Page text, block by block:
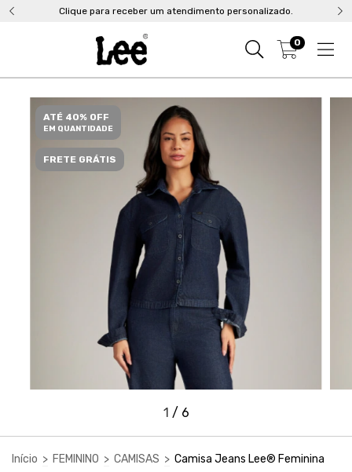
Clique para receber um atendimento personalizado.
0
ATÉ 40% OFF
EM QUANTIDADE
FRETE GRÁTIS
1 / 6
Início > FEMININO > CAMISAS > Camisa Jeans Lee® Feminina